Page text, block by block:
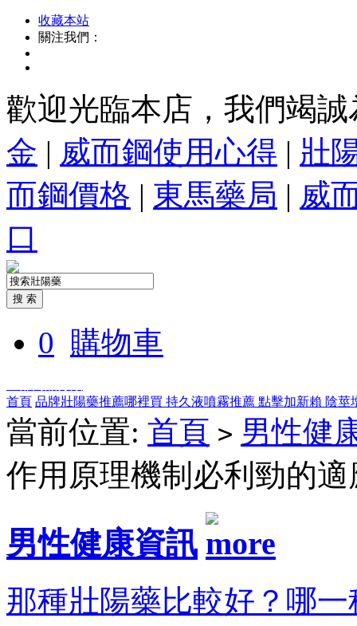
收藏本站
關注我們：
歡迎光臨本店，我們竭
金 | 威而鋼使用心得 | 壯
而鋼價格 | 東馬藥局 | 威
口
0 購物車
首頁 品牌壯陽藥推薦哪裡買 持久液噴霧推薦 點擊加新賴 陰莖
當前位置: 首頁 > 男性健
作用原理機制必利勁的
男性健康資訊
那種壯陽藥比較好？哪